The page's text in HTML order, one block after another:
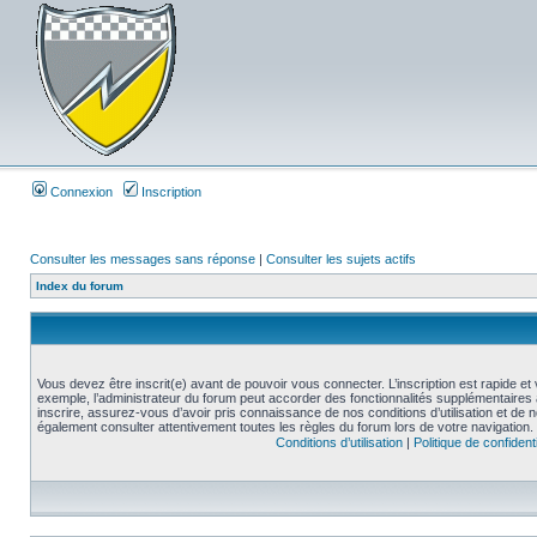
Connexion Inscription
Consulter les messages sans réponse | Consulter les sujets actifs
Index du forum
Vous devez être inscrit(e) avant de pouvoir vous connecter. L’inscription est rapide
exemple, l’administrateur du forum peut accorder des fonctionnalités
inscrire, assurez-vous d’avoir pris connaissance de nos conditions d’utilisation et de
également consulter attentivement toutes les règles du forum lors de votre navigation.
Conditions d’utilisation| Politique de